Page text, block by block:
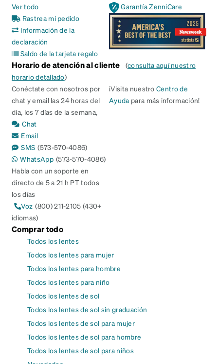
Ver todo
Rastrea mi pedido
Información de la
declaración
Saldo de la tarjeta regalo
Garantía ZenniCare
Horario de atención al cliente (consulta aquí nuestro
horario detallado)
Conéctate con nosotros por
chat y email las 24 horas del
día, los 7 días de la semana,
Chat
Email
SMS (573-570-4086)
WhatsApp (573-570-4086)
Habla con un soporte en
directo de 5 a 21 h PT todos
los días
Voz (800) 211-2105 (430+
idiomas)
¡Visita nuestroCentro de
Ayuda para más información!
Comprar todo
Todos los lentes
Todos los lentes para mujer
Todos los lentes para hombre
Todos los lentes para niño
Todos los lentes de sol
Todos los lentes de sol sin graduación
Todos los lentes de sol para mujer
Todos los lentes de sol para hombre
Todos los lentes de sol para niños